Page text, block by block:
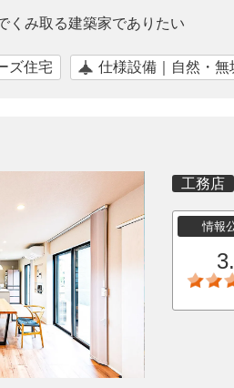
くみ取る建築家でありたい
ズ住宅 仕様設備｜自然・無
工務店
情報